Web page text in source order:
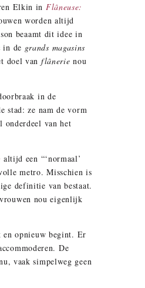
Elkin in Flâneuse:
worden altijd
beaamt dit idee in
in de grands magasins
doel van flânerie nou
in de
stad: ze nam de vorm
onderdeel van het
altijd een “‘normaal’
metro. Misschien is
definitie van bestaat.
nou eigenlijk
opnieuw begint. Er
De
vaak simpelweg geen